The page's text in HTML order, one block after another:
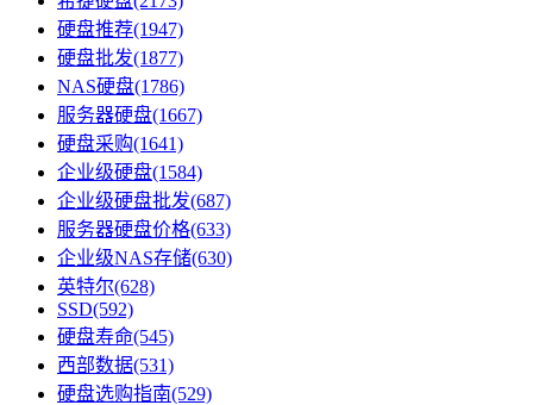
硬盘推荐(1947)
硬盘批发(1877)
NAS硬盘(1786)
服务器硬盘(1667)
硬盘采购(1641)
企业级硬盘(1584)
企业级硬盘批发(687)
服务器硬盘价格(633)
企业级NAS存储(630)
英特尔(628)
SSD(592)
硬盘寿命(545)
西部数据(531)
硬盘选购指南(529)